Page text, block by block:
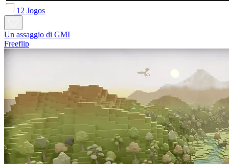
12 Jogos
Un assaggio di GMI
Freeflip